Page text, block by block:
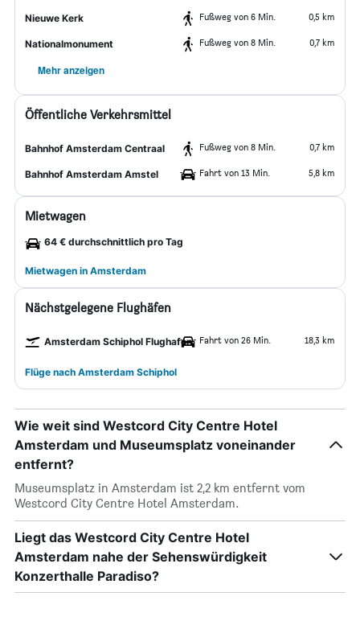
Nieuwe Kerk Fußweg von 6 Min. 0,5 km
Nationalmonument Fußweg von 8 Min. 0,7 km
Mehr anzeigen
Öffentliche Verkehrsmittel
Bahnhof Amsterdam Centraal Fußweg von 8 Min. 0,7 km
Bahnhof Amsterdam Amstel Fahrt von 13 Min. 5,8 km
Mietwagen
64 € durchschnittlich pro Tag
Mietwagen in Amsterdam
Nächstgelegene Flughäfen
Amsterdam Schiphol Flughafen Fahrt von 26 Min. 18,3 km
Flüge nach Amsterdam Schiphol
Wie weit sind Westcord City Centre Hotel
Amsterdam und Museumsplatz voneinander
entfernt?
Museumsplatz in Amsterdam ist 2,2 km entfernt vom
Westcord City Centre Hotel Amsterdam.
Liegt das Westcord City Centre Hotel
Amsterdam nahe der Sehenswürdigkeit
Konzerthalle Paradiso?